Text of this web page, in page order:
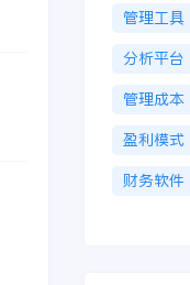
管理工具
分析平台
管理成本
盈利模式
财务软件